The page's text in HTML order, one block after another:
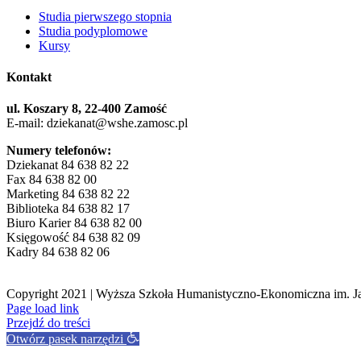
Studia pierwszego stopnia
Studia podyplomowe
Kursy
Kontakt
ul. Koszary 8, 22-400 Zamość
E-mail: dziekanat@wshe.zamosc.pl
Numery telefonów:
Dziekanat 84 638 82 22
Fax 84 638 82 00
Marketing 84 638 82 22
Biblioteka 84 638 82 17
Biuro Karier 84 638 82 00
Księgowość 84 638 82 09
Kadry 84 638 82 06
Copyright 2021 | Wyższa Szkoła Humanistyczno-Ekonomiczna im.
Facebook
Page load link
Przejdź do treści
Otwórz pasek narzędzi